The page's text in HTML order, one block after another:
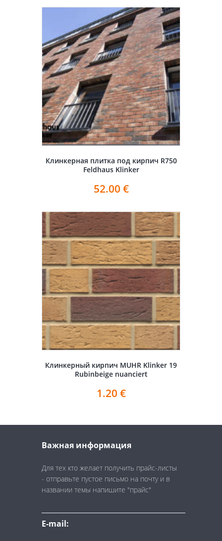
Клинкерная плитка под кирпич R750
Feldhaus Klinker
52.00 €
Клинкерный кирпич MUHR Klinker 19
Rubinbeige nuanciert
1.20 €
Важная информация
Для тех кто желает получить прайс-листы
- отправьте пустое письмо на почту и в
названии темы напишите "прайс"
E-mail: